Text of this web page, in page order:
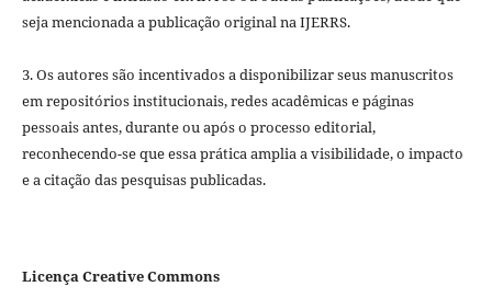
seja mencionada a publicação original na IJERRS.
3. Os autores são incentivados a disponibilizar seus manuscritos
em repositórios institucionais, redes acadêmicas e páginas
pessoais antes, durante ou após o processo editorial,
reconhecendo-se que essa prática amplia a visibilidade, o impacto
e a citação das pesquisas publicadas.
Licença Creative Commons